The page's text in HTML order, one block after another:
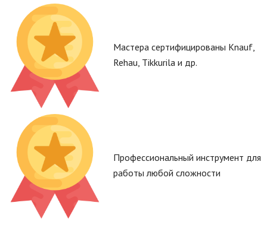
Мастера сертифицированы Knauf,
Rehau, Tikkurila и др.
Профессиональный инструмент для
работы любой сложности